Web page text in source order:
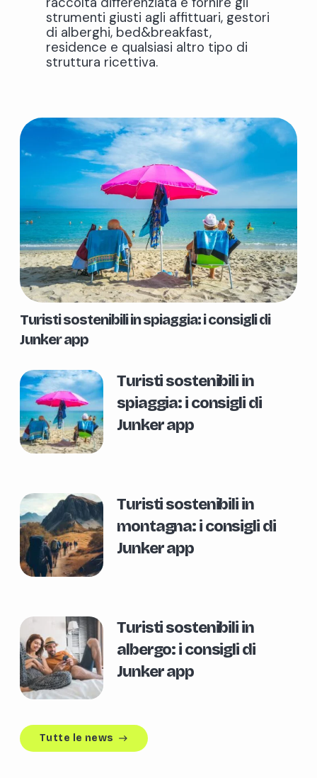
strumenti giusti agli affittuari, gestori
di alberghi, bed&breakfast,
residence e qualsiasi altro tipo di
struttura ricettiva.
Turisti sostenibili in spiaggia: i consigli di
Junker app
Turisti sostenibili in
spiaggia: i consigli di
Junker app
Turisti sostenibili in
montagna: i consigli di
Junker app
Turisti sostenibili in
albergo: i consigli di
Junker app
Tutte le news east